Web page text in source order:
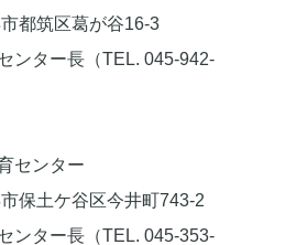
都筑区葛が谷16-3
ンター長（TEL. 045-942-
センター
保土ケ谷区今井町743-2
ンター長（TEL. 045-353-